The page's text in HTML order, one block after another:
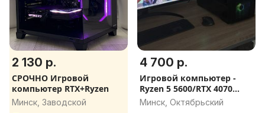
2 130 р.
СРОЧНО Игровой
компьютер RTX+Ryzen
Минск, Заводской
4 700 р.
Игровой компьютер -
Ryzen 5 5600/RTX 4070
ti/32GB
Минск, Октябрьский